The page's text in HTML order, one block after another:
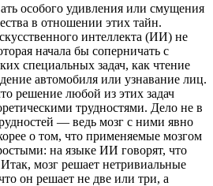
особого удивления или смущения
в отношении этих тайн.
интеллекта (ИИ) не
начала бы соперничать с
специальных задач, как чтение
автомобиля или узнавание лиц.
решение любой из этих задач
трудностями. Дело не в
— ведь мозг с ними явно
о том, что применяемые мозгом
на языке ИИ говорят, что
мозг решает нетривиальные
он решает не две или три, а